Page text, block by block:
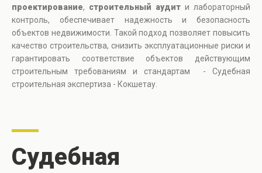
проектирование, строительный аудит и лабораторный
контроль, обеспечивает надежность и безопасность
объектов недвижимости. Такой подход позволяет повысить
качество строительства, снизить эксплуатационные риски и
гарантировать соответствие объектов действующим
строительным требованиям и стандартам - Судебная
строительная экспертиза - Кокшетау.
Судебная